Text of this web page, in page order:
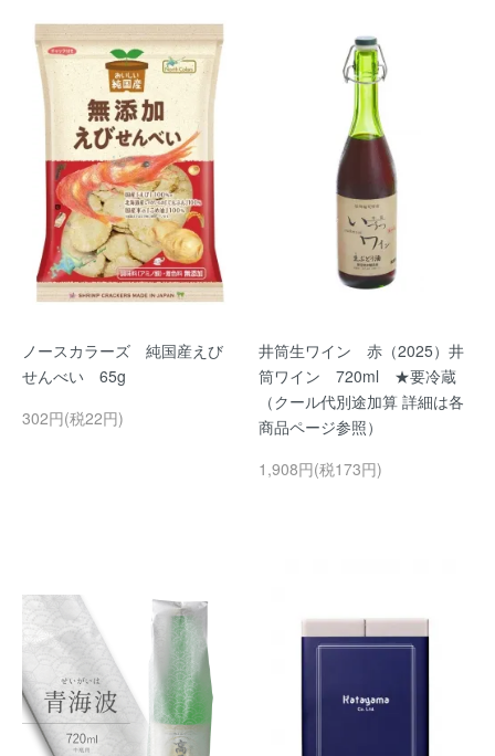
ノースカラーズ 純国産えび
せんべい 65g
302円(税22円)
井筒生ワイン 赤（2025）井
筒ワイン 720ml ★要冷蔵
（クール代別途加算 詳細は各
商品ページ参照）
1,908円(税173円)